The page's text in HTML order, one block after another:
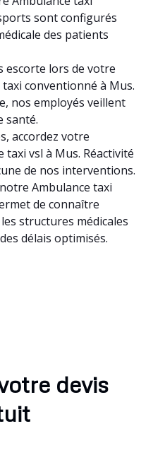
sont configurés
des patients
escorte lors de votre
conventionné à Mus.
nos employés veillent
santé.
accordez votre
vsl à Mus. Réactivité
de nos interventions.
Ambulance taxi
de connaître
structures médicales
délais optimisés.
devis